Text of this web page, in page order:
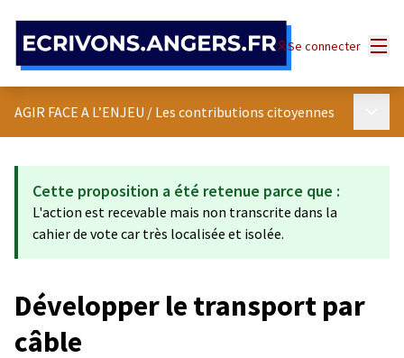
Se connecter
AGIR FACE A L’ENJEU / Les contributions citoyennes
Cette proposition a été retenue parce que :
L'action est recevable mais non transcrite dans la
cahier de vote car très localisée et isolée.
Développer le transport par
câble